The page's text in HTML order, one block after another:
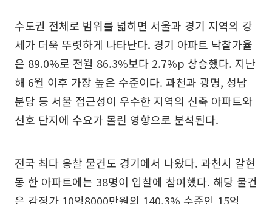
수도권 전체로 범위를 넓히면 서울과 경기 지역의 강
세가 더욱 뚜렷하게 나타난다. 경기 아파트 낙찰가율
은 89.0%로 전월 86.3%보다 2.7%p 상승했다. 지난
해 6월 이후 가장 높은 수준이다. 과천과 광명, 성남
분당 등 서울 접근성이 우수한 지역의 신축 아파트와
선호 단지에 수요가 몰린 영향으로 분석된다.
전국 최다 응찰 물건도 경기에서 나왔다. 과천시 갈현
동 한 아파트에는 38명이 입찰에 참여했다. 해당 물건
은 감정가 10억8000만원의 140.3% 수준인 15억